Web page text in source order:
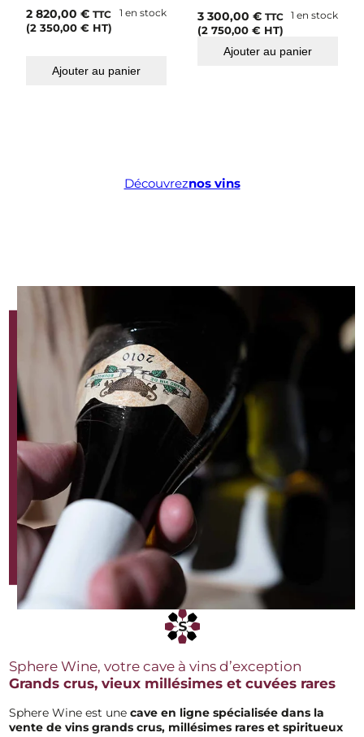
2 820,00€ TTC
(2 350,00€ HT)
1 en stock
Ajouter au panier
3 300,00€ TTC
(2 750,00€ HT)
1 en stock
Ajouter au panier
Découvreznos vins
Sphere Wine, votre cave à vins d’exception
Grands crus, vieux millésimes et cuvées rares
Sphere Wine est une cave en ligne spécialisée dans la
vente de vins grands crus, millésimes rares et spiritueux